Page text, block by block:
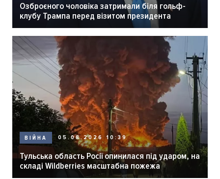
Озброєного чоловіка затримали біля гольф-
клубу Трампа перед візитом президента
ВІЙНА 05.08.2026 10:39
Тульська область Росії опинилася під ударом, на
складі Wildberries масштабна пожежа